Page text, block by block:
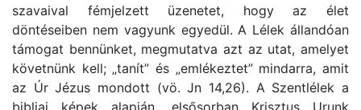
szavaival fémjelzett üzenetet, hogy az élet
döntéseiben nem vagyunk egyedül. A Lélek állandóan
támogat bennünket, megmutatva azt az utat, amelyet
követnünk kell; „tanít” és „emlékeztet”mindarra, amit
az Úr Jézus mondott (vö. Jn 14,26). A Szentlélek a
bibliai képek alapján, elsősorban Krisztus Urunk